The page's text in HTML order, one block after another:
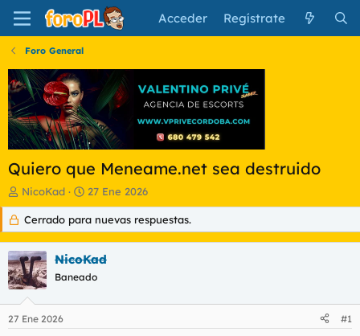
Acceder Regístrate
Foro General
Quiero que Meneame.net sea destruido
I
n
c
i
a
d
o
r
d
NicoKad
F
e
c
h
d
e
n
27 Ene 2026
Cerrado para nuevas respuestas.
NicoKad
Baneado
27 Ene 2026 #1